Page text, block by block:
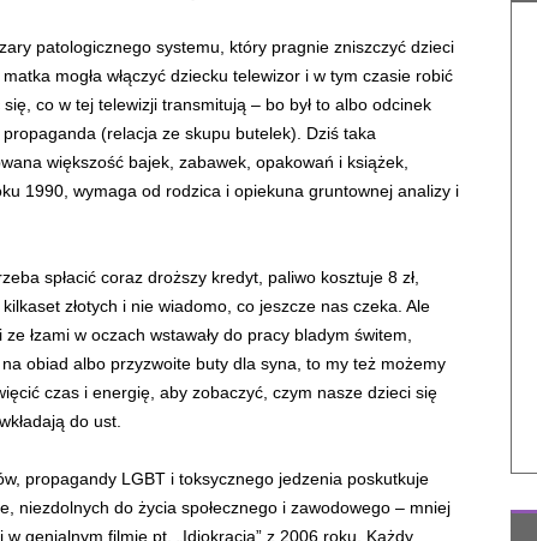
patologicznego systemu, który pragnie zniszczyć dzieci
mogła włączyć dziecku telewizor i w tym czasie robić
co w tej telewizji transmitują – bo był to albo odcinek
propaganda (relacja ze skupu butelek). Dziś taka
większość bajek, zabawek, opakowań i książek,
1990, wymaga od rodzica i opiekuna gruntownej analizy i
spłacić coraz droższy kredyt, paliwo kosztuje 8 zł,
złotych i nie wiadomo, co jeszcze nas czeka. Ale
łzami w oczach wstawały do pracy bladym świtem,
obiad albo przyzwoite buty dla syna, to my też możemy
czas i energię, aby zobaczyć, czym nasze dzieci się
do ust.
propagandy LGBT i toksycznego jedzenia poskutkuje
niezdolnych do życia społecznego i zawodowego – mniej
genialnym filmie pt. „Idiokracja” z 2006 roku. Każdy